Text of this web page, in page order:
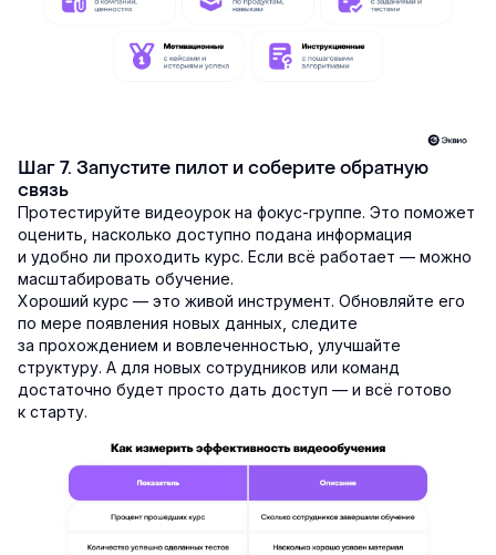
Шаг 7. Запустите пилот и соберите обратную
связь
Протестируйте видеоурок на фокус-группе. Это поможет
оценить, насколько доступно подана информация
и удобно ли проходить курс. Если всё работает — можно
масштабировать обучение.
Хороший курс — это живой инструмент. Обновляйте его
по мере появления новых данных, следите
за прохождением и вовлеченностью, улучшайте
структуру. А для новых сотрудников или команд
достаточно будет просто дать доступ — и всё готово
к старту.